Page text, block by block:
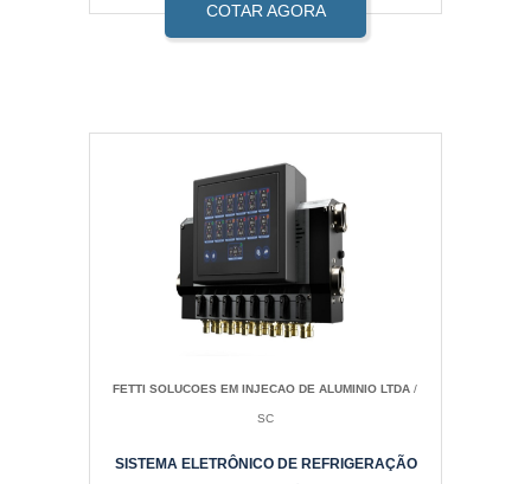
COTAR AGORA
FETTI SOLUCOES EM INJECAO DE ALUMINIO LTDA /
SC
SISTEMA ELETRÔNICO DE REFRIGERAÇÃO